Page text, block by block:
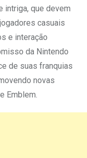
intriga, que devem
casuais
e interação
da Nintendo
de suas franquias
novas
Emblem.